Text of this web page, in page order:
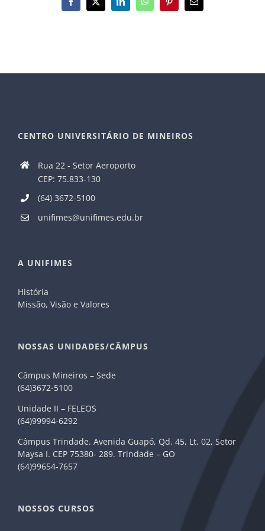
Facebook
X LinkedInWhatsAppPinterest
E-
mail
CENTRO UNIVERSITÁRIO DE MINEIROS
Rua 22 - Setor Aeroporto
CEP: 75.833-130
(64) 3672-5100
unifimes@unifimes.edu.br
A UNIFIMES
História
Missão, Visão e Valores
NOSSAS UNIDADES/CÂMPUS
Câmpus Mineiros – Sede
(64)3672-5100
Unidade II – FELEOS
(64)99994-6292
Câmpus Trindade. Avenida Guapó, Qd. 45, Lt. 02, Setor
Maysa I. CEP 75380- 289. Trindade – GO
(64)99654-7657
NOSSOS CURSOS